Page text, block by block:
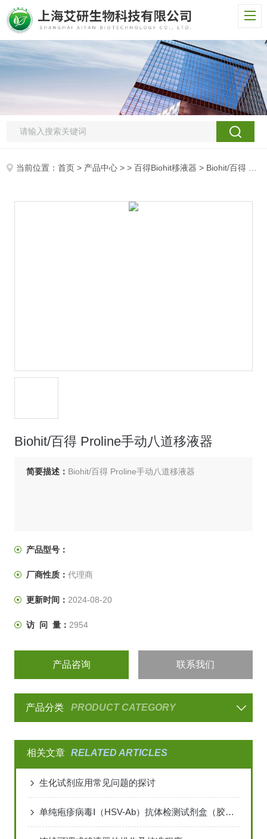
当前位置：首页 > 产品中心 > >百得Biohit移液器 > Biohit/百得 Proline手动八道移液器
Biohit/百得 Proline手动八道移液器
简要描述： Biohit/百得 Proline手动八道移液器
产品型号：
厂商性质： 代理商
更新时间： 2024-08-20
访 问 量： 2954
产品咨询 联系我们
产品分类 PRODUCT CATEGORY
相关文章 RELATED ARTICLES
生化试剂应用常见问题的探讨
单纯疱疹病毒Ⅰ（HSV-Ab）抗体检测试剂盒（胶体金法）